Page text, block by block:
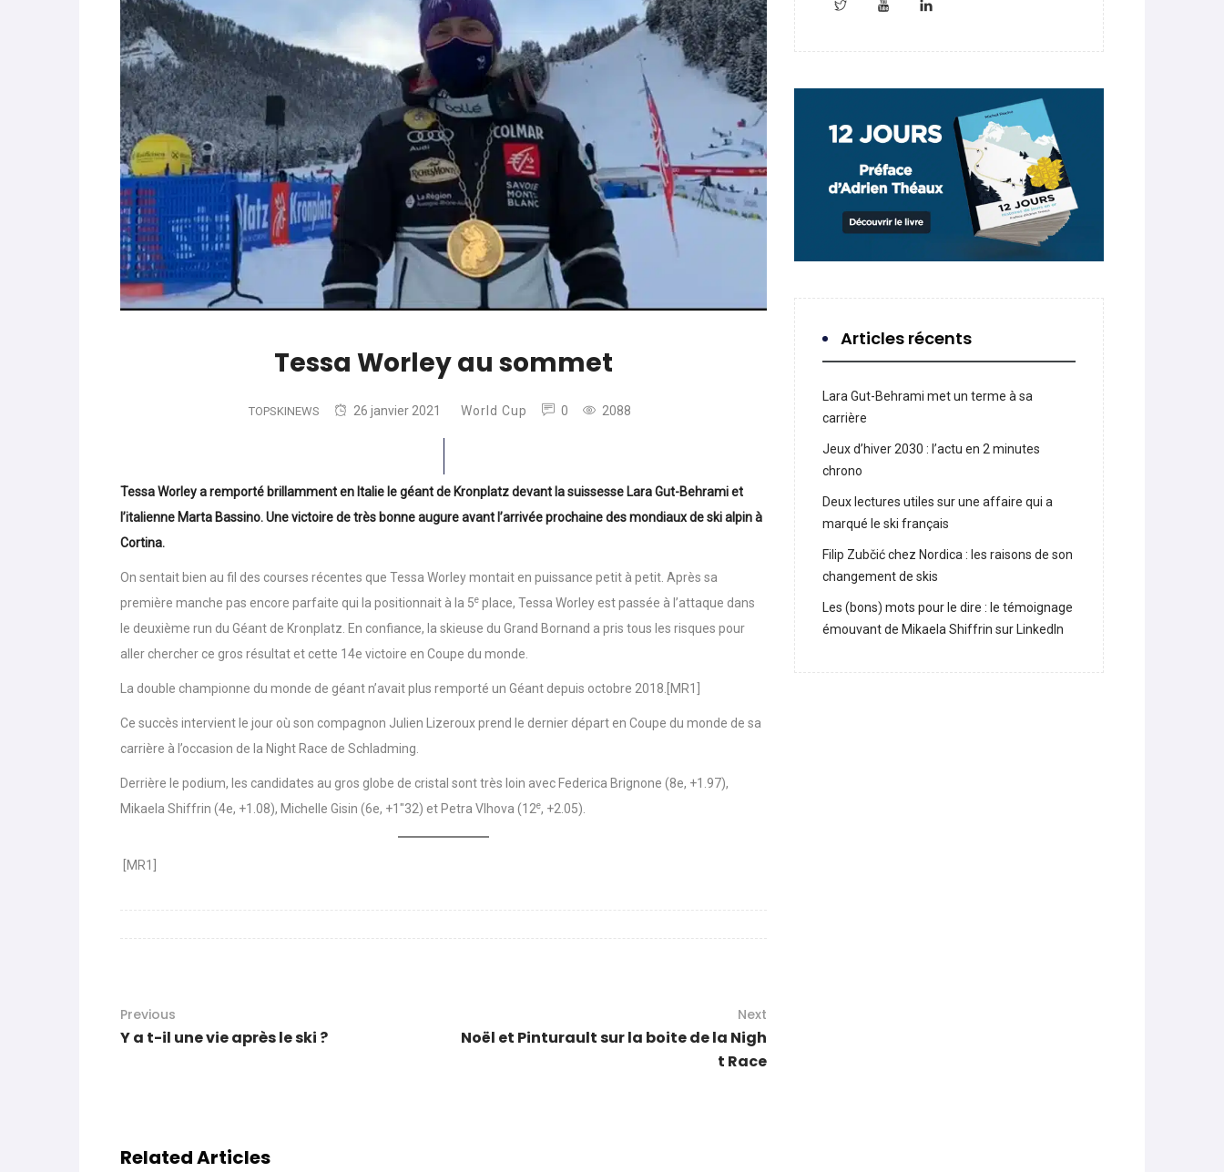
World Cup Les (bons) mots pour le dire : quand Hugo Desgrippes nous
parle de préparation mentale
World Cup -Les (bons) mots pour le dire : le message fort de Thibaut
Favrot
Evénements-Lara Gut-Behrami met un terme à sa carrière
Tessa Worley au sommet
TOPSKINEWS 26 janvier 2021 World Cup 0 2088
Tessa Worley a remporté brillamment en Italie le géant de Kronplatz devant la suissesse Lara Gut-Behrami et
l’italienne Marta Bassino. Une victoire de très bonne augure avant l’arrivée prochaine des mondiaux de ski alpin à
Cortina.
On sentait bien au fil des courses récentes que Tessa Worley montait en puissance petit à petit. Après sa
première manche pas encore parfaite qui la positionnait à la 5e place, Tessa Worley est passée à l’attaque dans
le deuxième run du Géant de Kronplatz. En confiance, la skieuse du Grand Bornand a pris tous les risques pour
aller chercher ce gros résultat et cette 14e victoire en Coupe du monde.
La double championne du monde de géant n’avait plus remporté un Géant depuis octobre 2018. [MR1]
Ce succès intervient le jour où son compagnon Julien Lizeroux prend le dernier départ en Coupe du monde de sa
carrière à l’occasion de la Night Race de Schladming.
Derrière le podium, les candidates au gros globe de cristal sont très loin avec Federica Brignone (8e, +1.97),
Mikaela Shiffrin (4e, +1.08), Michelle Gisin (6e, +1″32) et Petra Vlhova (12e, +2.05).
[MR1]
Previous
Y a t-il une vie après le ski ?
Next
Noël et Pinturault sur la boite de la Nigh
t Race
Related Articles
Articles récents
Lara Gut-Behrami met un terme à sa
carrière
Jeux d’hiver 2030 : l’actu en 2 minutes
chrono
Deux lectures utiles sur une affaire qui a
marqué le ski français
Filip Zubčić chez Nordica : les raisons de son
changement de skis
Les (bons) mots pour le dire : le témoignage
émouvant de Mikaela Shiffrin sur LinkedIn